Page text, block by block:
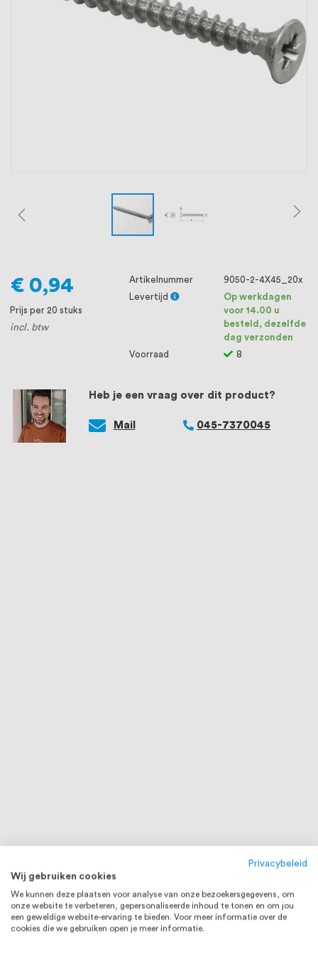
ons voorop, want we geloven dat een
goede relatie met onze klanten het
Heb je een vraag over dit product?
Mail 045-7370045
€ 0,94
Prijs per 20 stuks
incl. btw
Artikelnummer
9050-2-4X45_20x
Levertijd
Op werkdagen
voor 14.00 u
besteld, dezelfde
dag verzonden
Voorraad
8
Privacybeleid
Wij gebruiken cookies
We kunnen deze plaatsen voor analyse van onze bezoekersgegevens, om
onze website te verbeteren, gepersonaliseerde inhoud te tonen en om jou
een geweldige website-ervaring te bieden. Voor meer informatie over de
cookies die we gebruiken open je meer informatie.